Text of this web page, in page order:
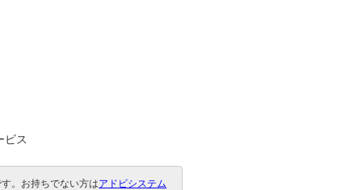
ビス
。お持ちでない方はアドビシステム